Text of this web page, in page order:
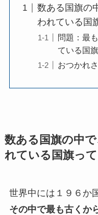
数ある国旗の
われている国
問題：最
ている国
おつかれ
数ある国旗の中
れている国旗っ
世界中には１９６か
その中で最も古くか